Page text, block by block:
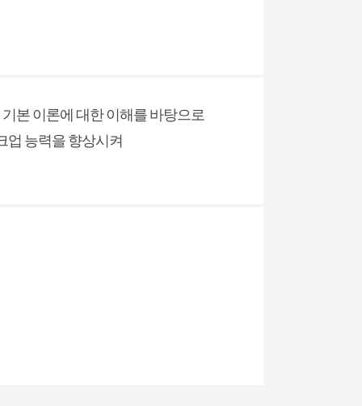
본 이론에 대한 이해를 바탕으로
업 능력을 향상시켜